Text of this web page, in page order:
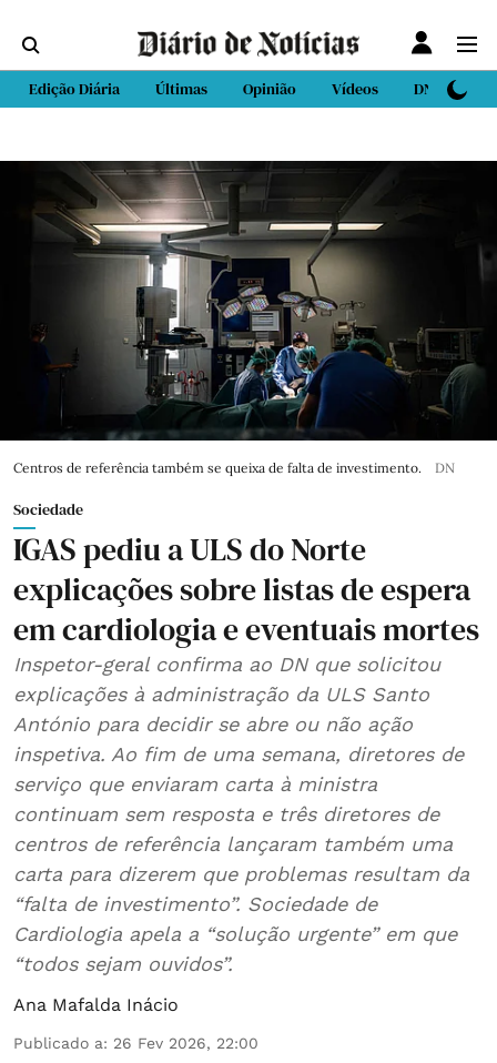
Edição Diária Últimas Opinião Vídeos DN Sport
Centros de referência também se queixa de falta de investimento. DN
Sociedade
IGAS pediu a ULS do Norte
explicações sobre listas de espera
em cardiologia e eventuais mortes
Inspetor-geral confirma ao DN que solicitou
explicações à administração da ULS Santo
António para decidir se abre ou não ação
inspetiva. Ao fim de uma semana, diretores de
serviço que enviaram carta à ministra
continuam sem resposta e três diretores de
centros de referência lançaram também uma
carta para dizerem que problemas resultam da
“falta de investimento”. Sociedade de
Cardiologia apela a “solução urgente” em que
“todos sejam ouvidos”.
Ana Mafalda Inácio
Publicado a: 26 Fev 2026, 22:00